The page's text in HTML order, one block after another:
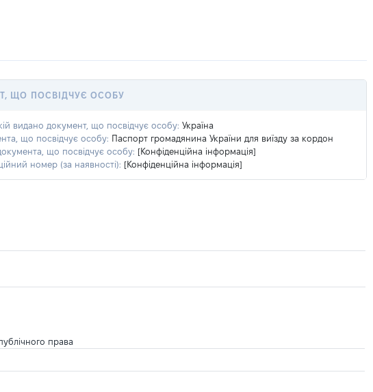
ЩО ПОСВІДЧУЄ ОСОБУ
видано документ, що посвідчує особу: Україна
що посвідчує особу: Паспорт громадянина України для виїзду за кордон
що посвідчує особу: [Конфіденційна інформація]
номер (за наявності): [Конфіденційна інформація]
права